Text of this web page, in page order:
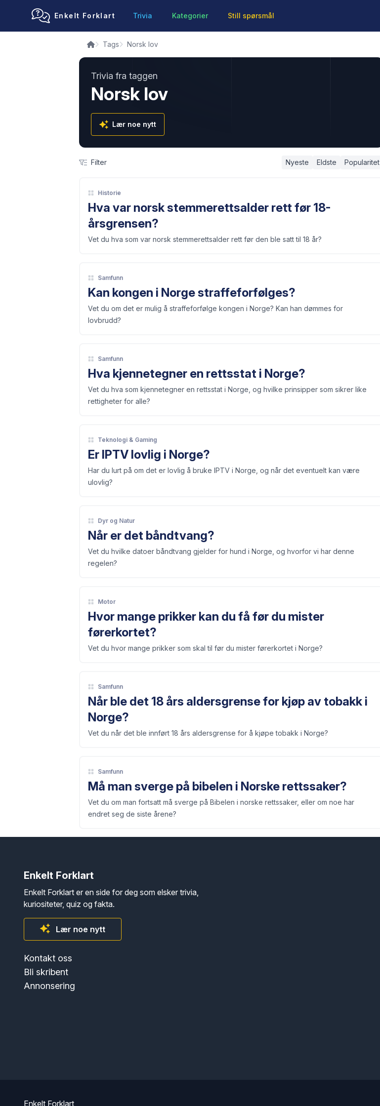
Enkelt Forklart Trivia Kategorier Still spørsmål
Tags Norsk lov
Trivia fra taggen
Norsk lov
Lær noe nytt
Filter Nyeste Eldste Popularitet
Historie
Hva var norsk stemmerettsalder rett før 18-
årsgrensen?
Vet du hva som var norsk stemmerettsalder rett før den ble satt til 18 år?
Samfunn
Kan kongen i Norge straffeforfølges?
Vet du om det er mulig å straffeforfølge kongen i Norge? Kan han dømmes for
lovbrudd?
Samfunn
Hva kjennetegner en rettsstat i Norge?
Vet du hva som kjennetegner en rettsstat i Norge, og hvilke prinsipper som sikrer like
rettigheter for alle?
Teknologi & Gaming
Er IPTV lovlig i Norge?
Har du lurt på om det er lovlig å bruke IPTV i Norge, og når det eventuelt kan være
ulovlig?
Dyr og Natur
Når er det båndtvang?
Vet du hvilke datoer båndtvang gjelder for hund i Norge, og hvorfor vi har denne
regelen?
Motor
Hvor mange prikker kan du få før du mister
førerkortet?
Vet du hvor mange prikker som skal til før du mister førerkortet i Norge?
Samfunn
Når ble det 18 års aldersgrense for kjøp av tobakk i
Norge?
Vet du når det ble innført 18 års aldersgrense for å kjøpe tobakk i Norge?
Samfunn
Må man sverge på bibelen i Norske rettssaker?
Vet du om man fortsatt må sverge på Bibelen i norske rettssaker, eller om noe har
endret seg de siste årene?
Enkelt Forklart
Enkelt Forklart er en side for deg som elsker trivia,
kuriositeter, quiz og fakta.
Lær noe nytt
Kontakt oss
Bli skribent
Annonsering
Enkelt Forklart